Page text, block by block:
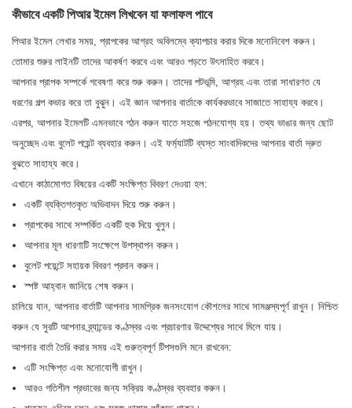
কীভাবে একটি পিআর ইমেল লিখবেন যা ফলাফল পাবে
পিআর ইমেল লেখার সময়, প্রাপকের আগ্রহ অবিলম্বে ক্যাপচার করার দিকে মনোনিবেশ করুন।
তোমার শুরুর লাইনটি তাদের আকর্ষণ করবে এবং আরও পড়তে উৎসাহিত করবে।
আপনার প্রাপক সম্পর্কে গবেষণা করে শুরু করুন। তাদের পটভূমি, আগ্রহ এবং তারা সাধারণত যে
ধরণের গল্প কভার করে তা বুঝুন। এই জ্ঞান আপনার বার্তাকে কার্যকরভাবে সাজাতে সাহায্য করবে।
এরপর, আপনার ইমেলটি এমনভাবে গঠন করুন যাতে সহজে পঠনযোগ্য হয়। তথ্য ভাঙার জন্য ছোট
অনুচ্ছেদ এবং বুলেট পয়েন্ট ব্যবহার করুন। এই ফর্ম্যাটটি ব্যস্ত সাংবাদিকদের আপনার বার্তা দ্রুত
বুঝতে সাহায্য করে।
এখানে কাঠামোগত বিষয়ের একটি সংক্ষিপ্ত বিবরণ দেওয়া হল:
একটি ব্যক্তিগতকৃত অভিবাদন দিয়ে শুরু করুন।
প্রাপকের সাথে সম্পর্কিত একটি হুক দিয়ে খুলুন।
আপনার মূল ধারণাটি সংক্ষেপে উপস্থাপন করুন।
বুলেট পয়েন্টে সহায়ক বিবরণ প্রদান করুন।
স্পষ্ট আহ্বান জানিয়ে শেষ করুন।
চালিয়ে যান, আপনার বার্তাটি আপনার সামগ্রিক জনসংযোগ কৌশলের সাথে সামঞ্জস্যপূর্ণ রাখুন। নিশ্চিত
করুন যে সুরটি আপনার ব্র্যান্ডের কণ্ঠস্বর এবং প্রচারণার উদ্দেশ্যের সাথে মিলে যায়।
আপনার বার্তা তৈরি করার সময় এই গুরুত্বপূর্ণ টিপসগুলি মনে রাখবেন:
এটি সংক্ষিপ্ত এবং মনোযোগী রাখুন।
আরও গতিশীল প্রভাবের জন্য সক্রিয় কণ্ঠস্বর ব্যবহার করুন।